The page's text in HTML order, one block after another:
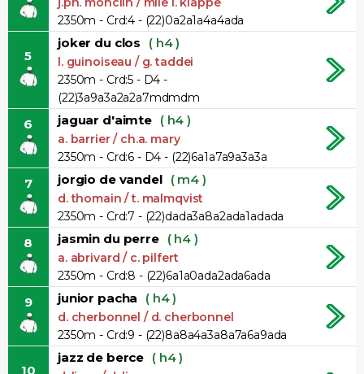
2350m - Crd:4 - (22)0a2a1a4a4ada
5
joker du clos ( h4 )
l. guinoiseau / g. taddei
2350m - Crd:5 - D4 -
(22)3a9a3a2a2a7mdmdm
6 jaguar d'aimte ( h4 )
a. barrier / ch.a. mary
2350m - Crd:6 - D4 - (22)6a1a7a9a3a3a
7 jorgio de vandel ( m4 )
d. thomain / t. malmqvist
2350m - Crd:7 - (22)dada3a8a2ada1adada
8 jasmin du perre ( h4 )
a. abrivard / c. pilfert
2350m - Crd:8 - (22)6a1a0ada2ada6ada
9 junior pacha ( h4 )
d. cherbonnel / d. cherbonnel
2350m - Crd:9 - (22)8a8a4a3a8a7a6a9ada
10
jazz de berce ( h4 )